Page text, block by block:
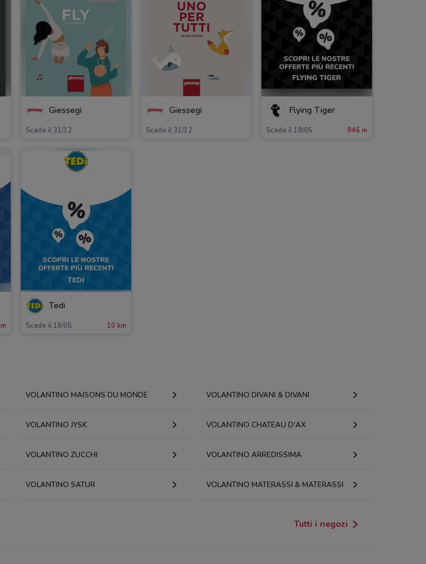
Giessegi
Scade il 31/12
Giessegi
Scade il 31/12
Flying Tiger
Scade il 19/05 946 m
Tedi
Scade il 19/05 10 km
VOLANTINO MAISONS DU MONDE VOLANTINO DIVANI & DIVANI
VOLANTINO JYSK VOLANTINO CHATEAU D'AX
VOLANTINO ZUCCHI VOLANTINO ARREDISSIMA
VOLANTINO SATUR VOLANTINO MATERASSI & MATERASSI
Tutti i negozi